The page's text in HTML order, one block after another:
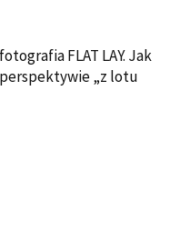
FLAT LAY. Jak
„z lotu